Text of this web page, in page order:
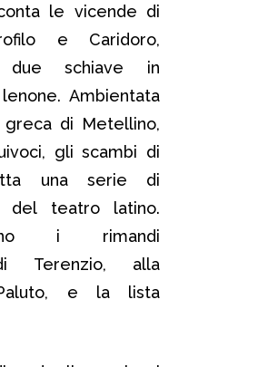
le vicende di
e Caridoro,
due schiave in
Ambientata
di Metellino,
gli scambi di
una serie di
del teatro latino.
i rimandi
Terenzio, alla
e la lista